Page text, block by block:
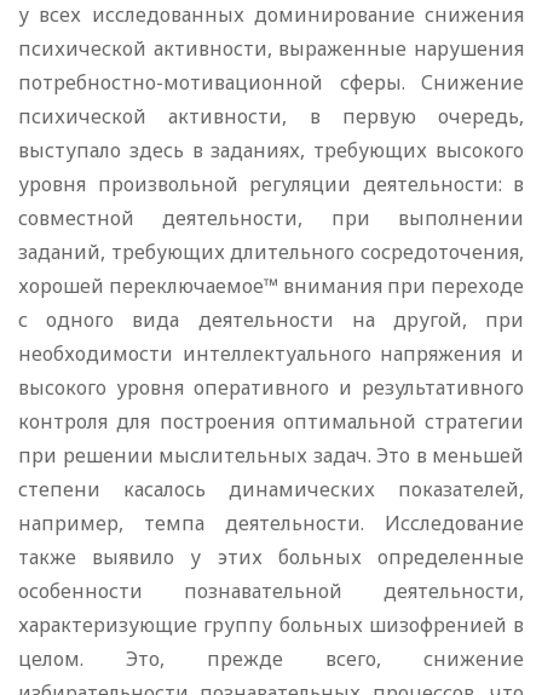
у всех исследованных доминирование снижения
психической активности, выраженные нарушения
потребностно-мотивационной сферы. Снижение
психической активности, в первую очередь,
выступало здесь в заданиях, требующих высокого
уровня произвольной регуляции деятельности: в
совместной деятельности, при выполнении
заданий, требующих длительного сосредоточения,
хорошей переключаемое™ внимания при переходе
с одного вида деятельности на другой, при
необходимости интеллектуального напряжения и
высокого уровня оперативного и результативного
контроля для построения оптимальной стратегии
при решении мыслительных задач. Это в меньшей
степени касалось динамических показателей,
например, темпа деятельности. Исследование
также выявило у этих больных определенные
особенности познавательной деятельности,
характеризующие группу больных шизофренией в
целом. Это, прежде всего, снижение